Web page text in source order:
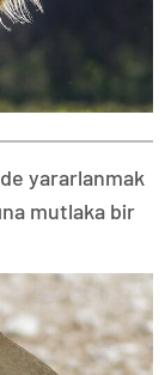
yararlanmak
mutlaka bir